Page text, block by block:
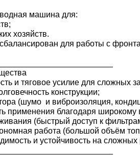
машина для:
хозяйств.
для работы с
и тяговое усилие для сложных
конструкции;
(шумо и виброизоляция,
применения благодаря широкому
(быстрый доступ к
работа (большой объём
и устойчивость на сложных